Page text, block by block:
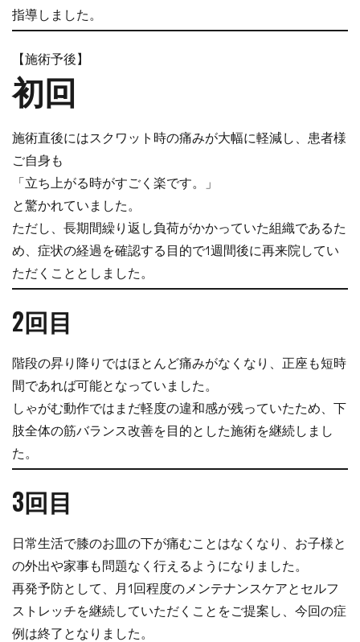
指導しました。
【施術予後】
初回
施術直後にはスクワット時の痛みが大幅に軽減し、患者様
ご自身も
「立ち上がる時がすごく楽です。」
と驚かれていました。
ただし、長期間繰り返し負荷がかかっていた組織であるた
め、症状の経過を確認する目的で1週間後に再来院してい
ただくこととしました。
2回目
階段の昇り降りではほとんど痛みがなくなり、正座も短時
間であれば可能となっていました。
しゃがむ動作ではまだ軽度の違和感が残っていたため、下
肢全体の筋バランス改善を目的とした施術を継続しまし
た。
3回目
日常生活で膝のお皿の下が痛むことはなくなり、お子様と
の外出や家事も問題なく行えるようになりました。
再発予防として、月1回程度のメンテナンスケアとセルフ
ストレッチを継続していただくことをご提案し、今回の症
例は終了となりました。